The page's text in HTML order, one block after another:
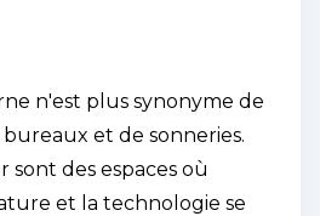
n'est plus synonyme de
bureaux et de sonneries.
sont des espaces où
et la technologie se